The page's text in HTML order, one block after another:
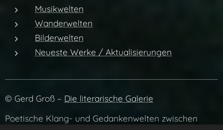
Musikwelten
Wanderwelten
Bilderwelten
Neueste Werke / Aktualisierungen
© Gerd Groß – Die literarische Galerie
Poetische Klang- und Gedankenwelten zwischen